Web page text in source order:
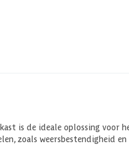
is de ideale oplossing
zoals weersbestendigheid